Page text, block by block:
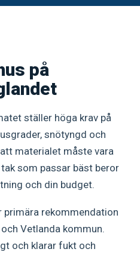
på
ställer höga krav på
snötyngd och
materialet måste vara
som passar bäst beror
och din budget.
primära rekommendation
Vetlanda kommun.
och klarar fukt och